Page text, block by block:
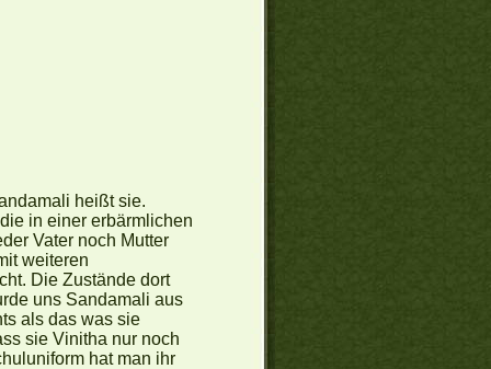
heißt sie.
in einer erbärmlichen
Vater noch Mutter
weiteren
Die Zustände dort
uns Sandamali aus
als das was sie
sie Vinitha nur noch
hat man ihr